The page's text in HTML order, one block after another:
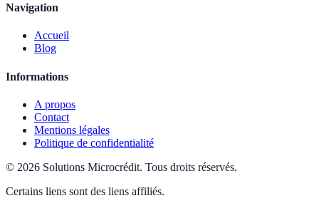
Navigation
Accueil
Blog
Informations
A propos
Contact
Mentions légales
Politique de confidentialité
© 2026 Solutions Microcrédit. Tous droits réservés.
Certains liens sont des liens affiliés.